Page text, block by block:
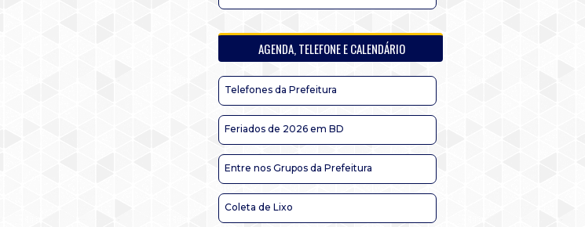
AGENDA, TELEFONE E CALENDÁRIO
Telefones da Prefeitura
Feriados de 2026 em BD
Entre nos Grupos da Prefeitura
Coleta de Lixo